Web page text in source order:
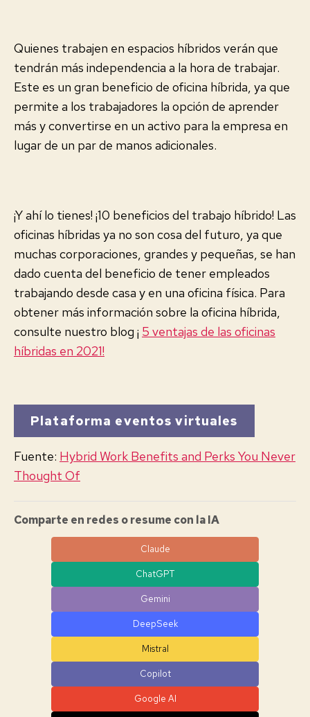
Quienes trabajen en espacios híbridos verán que
tendrán más independencia a la hora de trabajar.
Este es un gran beneficio de oficina híbrida, ya que
permite a los trabajadores la opción de aprender
más y convertirse en un activo para la empresa en
lugar de un par de manos adicionales.
¡Y ahí lo tienes! ¡10 beneficios del trabajo híbrido! Las
oficinas híbridas ya no son cosa del futuro, ya que
muchas corporaciones, grandes y pequeñas, se han
dado cuenta del beneficio de tener empleados
trabajando desde casa y en una oficina física. Para
obtener más información sobre la oficina híbrida,
consulte nuestro blog ¡ 5 ventajas de las oficinas
híbridas en 2021!
Plataforma eventos virtuales
Fuente: Hybrid Work Benefits and Perks You Never
Thought Of
Comparte en redes o resume con la IA
Claude
ChatGPT
Gemini
DeepSeek
Mistral
Copilot
Google AI